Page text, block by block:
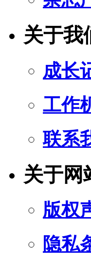
关于我
成长
工作
联系
关于网
版权
隐私